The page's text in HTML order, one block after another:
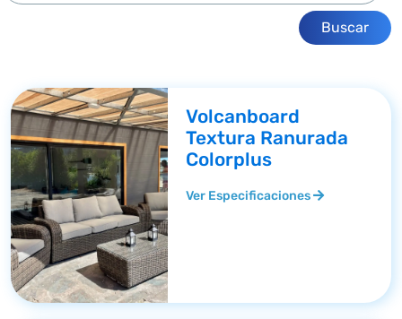
Buscar
Volcanboard
Textura Ranurada
Colorplus
Ver Especificaciones